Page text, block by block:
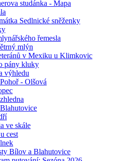
studánka - Mapa
Sedlnické sněženky
řemesla
mlýn
v Mexiku u Klimkovic
pány kluky
výhledu
- Olšová
ve skále
cest
Bílov a Blahutovice